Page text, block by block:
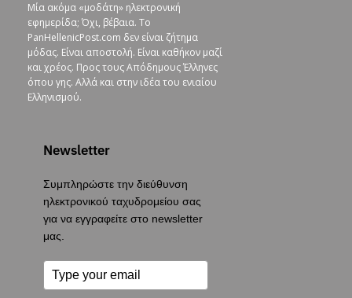
Μία ακόμα «μοδάτη» ηλεκτρονική
εφημερίδα; Όχι, βέβαια. To
PanHellenicPost.com δεν είναι ζήτημα
μόδας. Είναι αποστολή. Είναι καθήκον μαζί
και χρέος. Προς τους Απόδημους Έλληνες
όπου γης. Αλλά και στην ιδέα του ενιαίου
Ελληνισμού.
Newsletter
Συμπληρώστε την διεύθυνση
ηλεκτρονικού ταχυδρομείου σας
για να εγγραφείτε στο newsletter
μας.